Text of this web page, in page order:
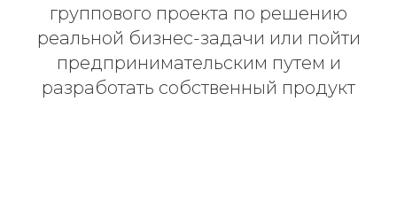
группового проекта по решению
реальной бизнес-задачи или пойти
предпринимательским путем и
разработать собственный продукт